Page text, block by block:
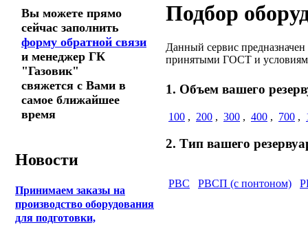
Вы можете прямо
сейчас заполнить
форму обратной связи
и менеджер ГК
"Газовик"
свяжется с Вами в
самое ближайшее
время
Новости
Принимаем заказы на
производство оборудования
для подготовки,
Подбор
Данный сервис
принятыми ГОСТ и
1. Объем вашего
100 , 200 , 300 , 400 , 700 ,
2. Тип вашего
РВС РВСП (с понтоном)